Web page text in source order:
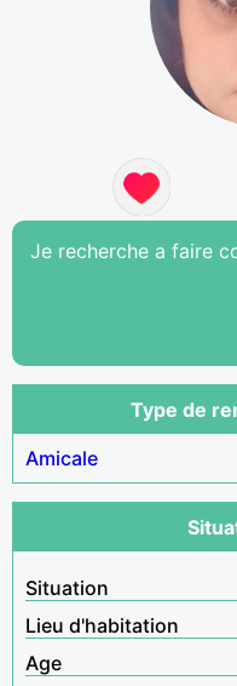
Je recherche a faire
Type de
Amicale
Situation
Lieu d'habitation
Age